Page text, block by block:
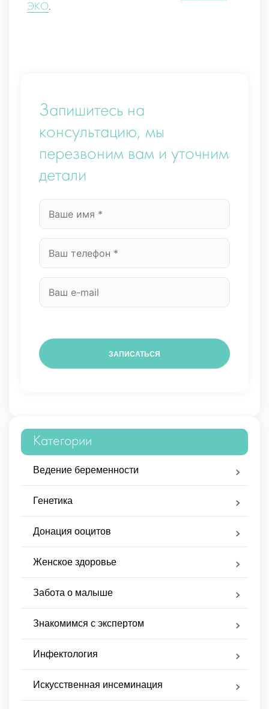
ЭКО.
Запишитесь на
консультацию, мы
перезвоним вам и уточним
детали
Категории
Ведение беременности
Генетика
Донация ооцитов
Женское здоровье
Забота о малыше
Знакомимся с экспертом
Инфектология
Искусственная инсеминация